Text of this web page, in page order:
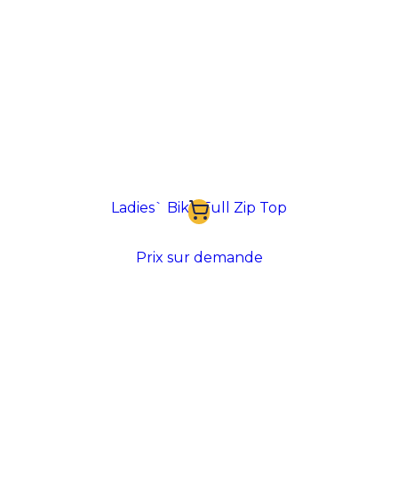
Ladies` Bike Full Zip Top
Prix sur demande